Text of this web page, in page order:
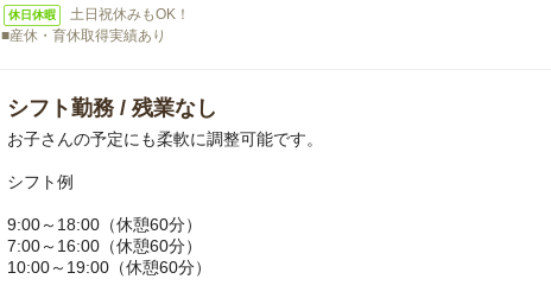
休日休暇
土日祝休みもOK！
■産休・育休取得実績あり
シフト勤務 / 残業なし
お子さんの予定にも柔軟に調整可能です。
シフト例
9:00～18:00（休憩60分）
7:00～16:00（休憩60分）
10:00～19:00（休憩60分）